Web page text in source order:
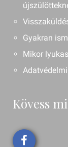
Gyakran
Mikor
Kövess